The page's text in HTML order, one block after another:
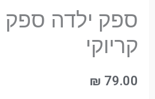
ספק ילדה ספק
קריוקי
₪ 79.00
ילדה
אישה